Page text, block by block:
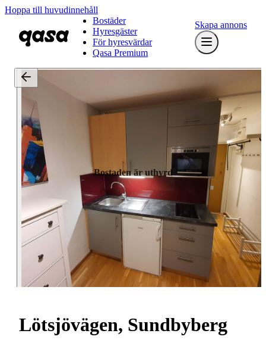
Hoppa till huvudinnehåll
Bostäder
Hyresgäster
För hyresvärdar
Qasa Premium
Skapa annons
Bostaden är uthyrd
Lötsjövägen, Sundbyberg